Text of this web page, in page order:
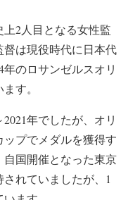
上2人目となる女性監
は現役時代に日本代
のロサンゼルスオリ
す。
年でしたが、オリ
プでメダルを獲得す
国開催となった東京
れていましたが、1